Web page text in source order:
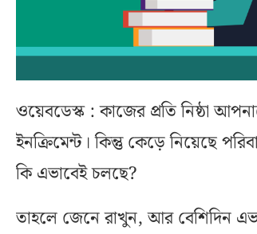
ওয়েবডেস্ক : কাজের প্রতি নিষ্ঠা
ইনক্রিমেন্ট। কিন্তু কেড়ে নিয়েছে
কি এভাবেই চলছে?
তাহলে জেনে রাখুন, আর বেশিদিন